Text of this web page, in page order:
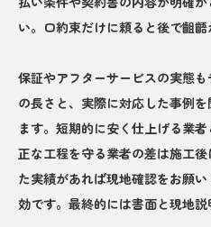
い。口約束だけに頼ると後で齟齬
保証やアフターサービスの実態
の長さと、実際に対応した事例
ます。短期的に安く仕上げる業
正な工程を守る業者の差は施工
た実績があれば現地確認をお願
効です。最終的には書面と現地説